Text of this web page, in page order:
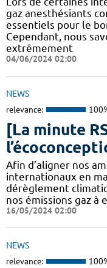
gaz anesthésiants
essentiels pour le
Cependant, nous
extrêmement
04/06/2024 02:00
NEWS
relevance:
[La minute
Afin d’aligner nos
internationaux en
dérèglement
nos émissions gaz à
16/05/2024 02:00
NEWS
relevance: